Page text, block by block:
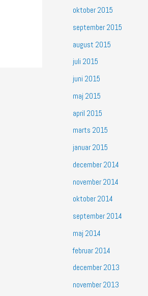
oktober 2015
september 2015
august 2015
juli 2015
juni 2015
maj 2015
april 2015
marts 2015
januar 2015
december 2014
november 2014
oktober 2014
september 2014
maj 2014
februar 2014
december 2013
november 2013